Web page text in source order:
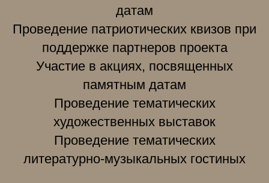
датам
Проведение патриотических квизов при
поддержке партнеров проекта
Участие в акциях, посвященных
памятным датам
Проведение тематических
художественных выставок
Проведение тематических
литературно-музыкальных гостиных